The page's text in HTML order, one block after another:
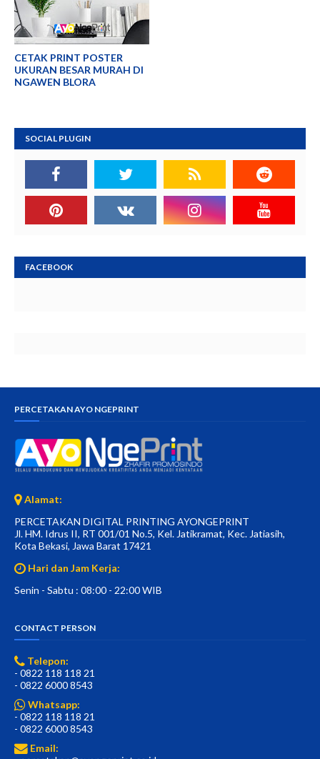
CETAK PRINT POSTER
UKURAN BESAR MURAH DI
NGAWEN BLORA
SOCIAL PLUGIN
FACEBOOK
PERCETAKAN AYO NGEPRINT
Alamat:
PERCETAKAN DIGITAL PRINTING AYONGEPRINT
Jl. HM. Idrus II, RT 001/01 No.5, Kel. Jatikramat, Kec. Jatiasih,
Kota Bekasi, Jawa Barat 17421
Hari dan Jam Kerja:
Senin - Sabtu : 08:00 - 22:00 WIB
CONTACT PERSON
Telepon:
- 0822 118 118 21
- 0822 6000 8543
Whatsapp:
- 0822 118 118 21
- 0822 6000 8543
Email: